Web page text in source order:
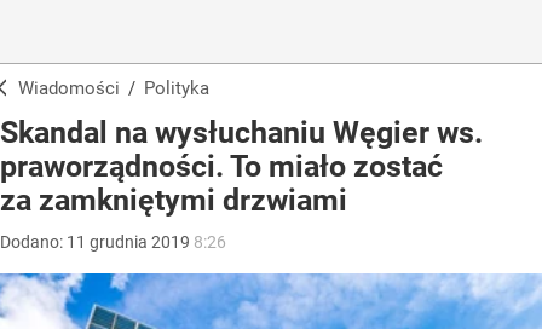
Wiadomości / Polityka
Skandal na wysłuchaniu Węgier ws.
praworządności. To miało zostać
za zamkniętymi drzwiami
Dodano: 11 grudnia 2019 8:26